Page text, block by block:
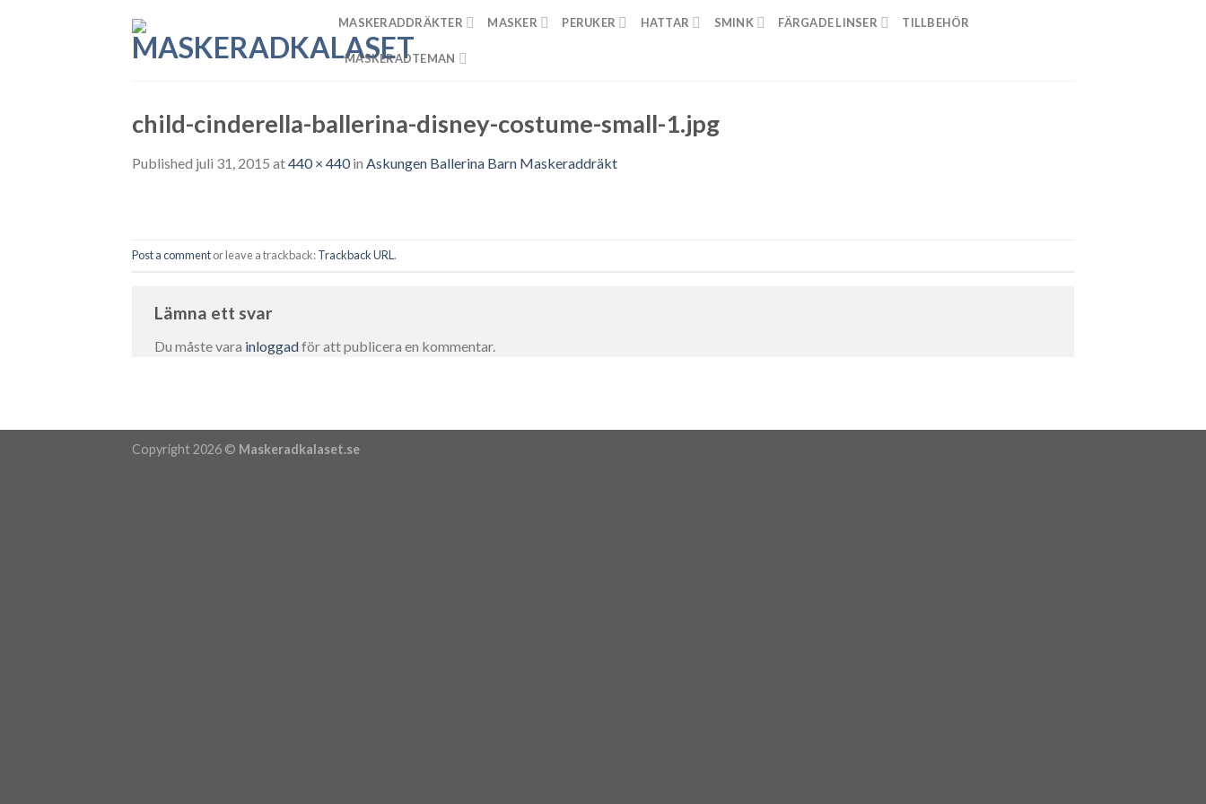
MASKERADDRÄKTER MASKER PERUKER HATTAR SMINK FÄRGADE LINSER TILLBEHÖR
MASKERADTEMAN
child-cinderella-ballerina-disney-costume-small-1.jpg
Published juli 31, 2015 at440 × 440in Askungen Ballerina Barn Maskeraddräkt
Post a commentor leave a trackback:Trackback URL .
Lämna ett svar
Du måste vara inloggadför att publicera en kommentar.
Copyright 2026 © Maskeradkalaset.se